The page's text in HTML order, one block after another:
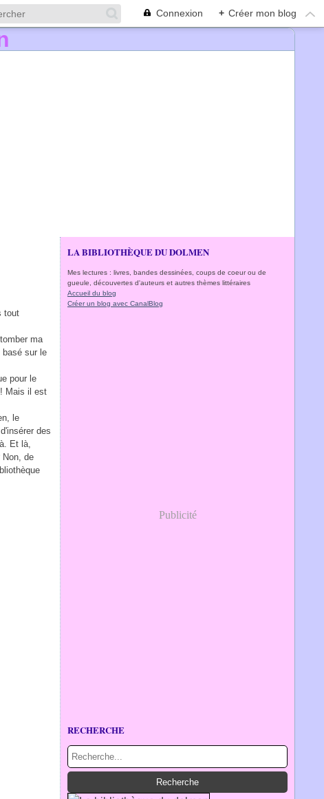
Connexion + Créer mon blog
tout
ma
basé sur le
pour le
Mais il est
le
des
Et là,
Non, de
LA BIBLIOTHÈQUE DU DOLMEN
Mes lectures : livres, bandes dessinées, coups de coeur ou de
gueule, découvertes d'auteurs et autres thèmes littéraires
Accueil du blog
Créer un blog avec CanalBlog
Publicité
RECHERCHE